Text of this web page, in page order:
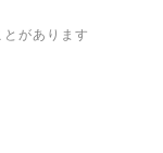
があります